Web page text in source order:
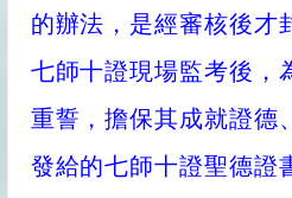
的辦法，是經審核後才
七師十證現場監考後，
重誓，擔保其成就證德
發給的七師十證聖德證